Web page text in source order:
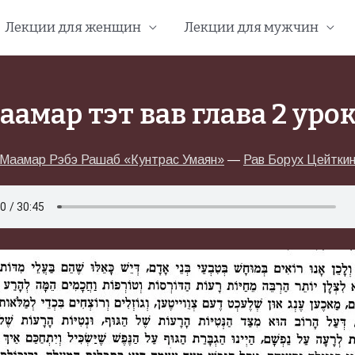
Лекции для женщин Лекции для мужчин
тэт вав глава 2
Маамар Рэбэ Рашаб «Кунтрас Умаян» — Рав Борух Цейткин